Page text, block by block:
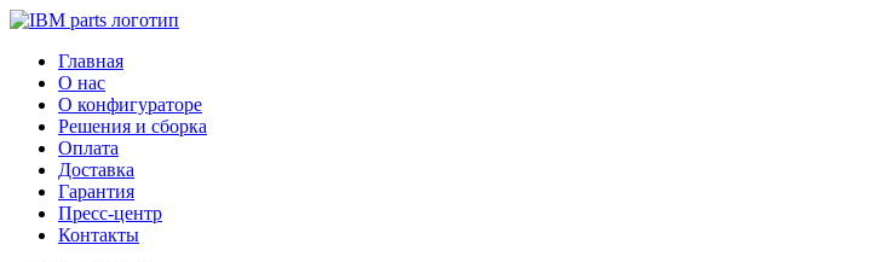
Главная
О нас
О конфигураторе
Решения и сборка
Оплата
Доставка
Гарантия
Пресс-центр
Контакты